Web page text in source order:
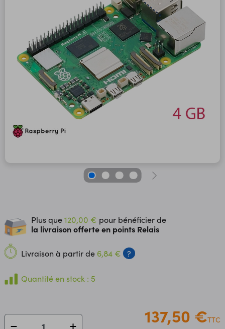
Plus que120,00 € pour bénéficier de
la livraison offerte en points Relais
Livraison à partir de 6,84 € ?
Quantité en stock : 5
137,50 €TTC